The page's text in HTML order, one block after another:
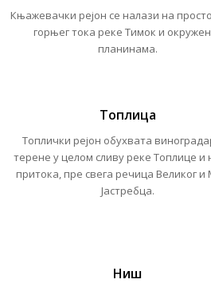
Књажевачки рејон се налази на
горњег тока реке Тимок и окружен
планинама.
Топлица
Топлички рејон обухвата
терене у целом сливу реке Топлице и
притока, пре свега речица Великог и
Јастребца.
Ниш